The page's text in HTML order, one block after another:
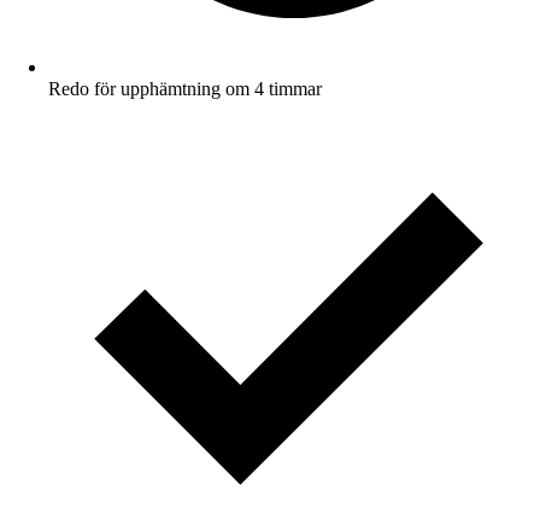
Redo för upphämtning om 4 timmar